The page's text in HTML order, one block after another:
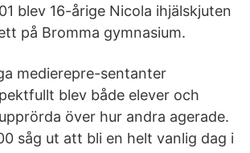
blev 16-årige Nicola ihjälskjuten
på Bromma gymnasium.
medierepre-sentanter
blev både elever och
över hur andra agerade.
såg ut att bli en helt vanlig dag i